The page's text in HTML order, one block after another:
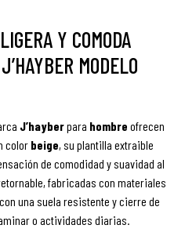
Y COMODA
MODELO
J’hayberpara hombre ofrecen
color beige, su plantilla extraible
de comodidad y suavidad al
fabricadas con materiales
una suela resistente y cierre de
o actividades diarias.